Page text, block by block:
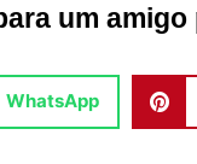
um
WhatsApp